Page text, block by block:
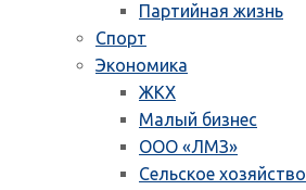
Партийная жизнь
Спорт
Экономика
ЖКХ
Малый бизнес
ООО «ЛМЗ»
Сельское хозяйство